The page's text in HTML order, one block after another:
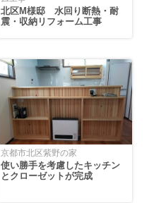
北区M様邸 水回り断熱・耐
震・収納リフォーム工事
京都市北区紫野の家
使い勝手を考慮したキッチン
とクローゼットが完成